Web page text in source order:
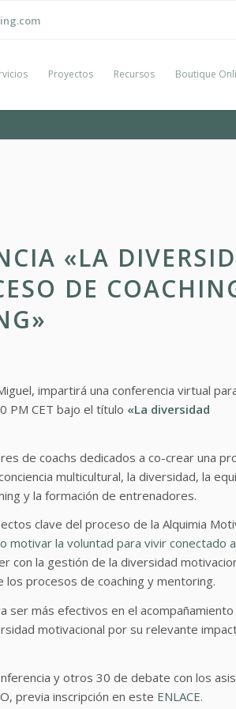
Proyectos Recursos Boutique
«LA
DE
impartirá una conferencia virtual
PM CET bajo el título «La diversidad
de coachs dedicados a co-crear una
multicultural, la diversidad, la
y la formación de entrenadores.
clave del proceso de la Alquimia
motivar la voluntad para vivir conectado
con la gestión de la diversidad
procesos de coaching y mentoring.
ser más efectivos en el acompañamiento
motivacional por su relevante
y otros 30 de debate con los
previa inscripción en este ENLACE.